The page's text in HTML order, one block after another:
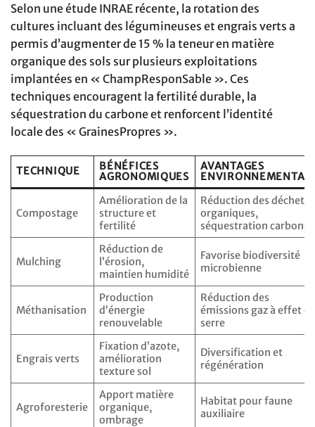
Selon une étude INRAE récente, la rotation des
cultures incluant des légumineuses et engrais verts a
permis d’augmenter de 15 % la teneur en matière
organique des sols sur plusieurs exploitations
implantées en « ChampResponSable ». Ces
techniques encouragent la fertilité durable, la
séquestration du carbone et renforcent l’identité
locale des « GrainesPropres ».
TECHNIQUE
BÉNÉFICES
AGRONOMIQUES
AVANTAGES
Compostage
Amélioration de la
structure et
fertilité
Réduction des déchets
organiques,
séquestration carbone
Mulching
Réduction de
l’érosion,
maintien humidité
Favorise biodiversité
microbienne
Méthanisation
Production
d’énergie
renouvelable
Réduction des
émissions gaz à effet
serre
Engrais verts
Fixation d’azote,
amélioration
texture sol
Diversification et
régénération
Agroforesterie
Apport matière
organique,
ombrage
Habitat pour faune
auxiliaire